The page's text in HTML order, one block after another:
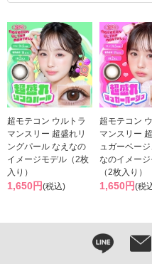
超モテコン ウルトラ
マンスリー 超盛れリ
ングパール なえなの
イメージモデル（2枚
入り）
1,650円(税込)
超モテコン
マンスリー
ュガーベージ
なのイメー
（2枚入り）
1,650円(税